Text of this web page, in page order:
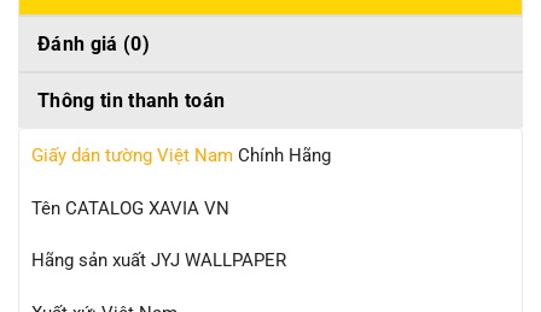
Đánh giá (0)
Thông tin thanh toán
Giấy dán tường Việt Nam Chính Hãng
Tên CATALOG XAVIA VN
Hãng sản xuất JYJ WALLPAPER